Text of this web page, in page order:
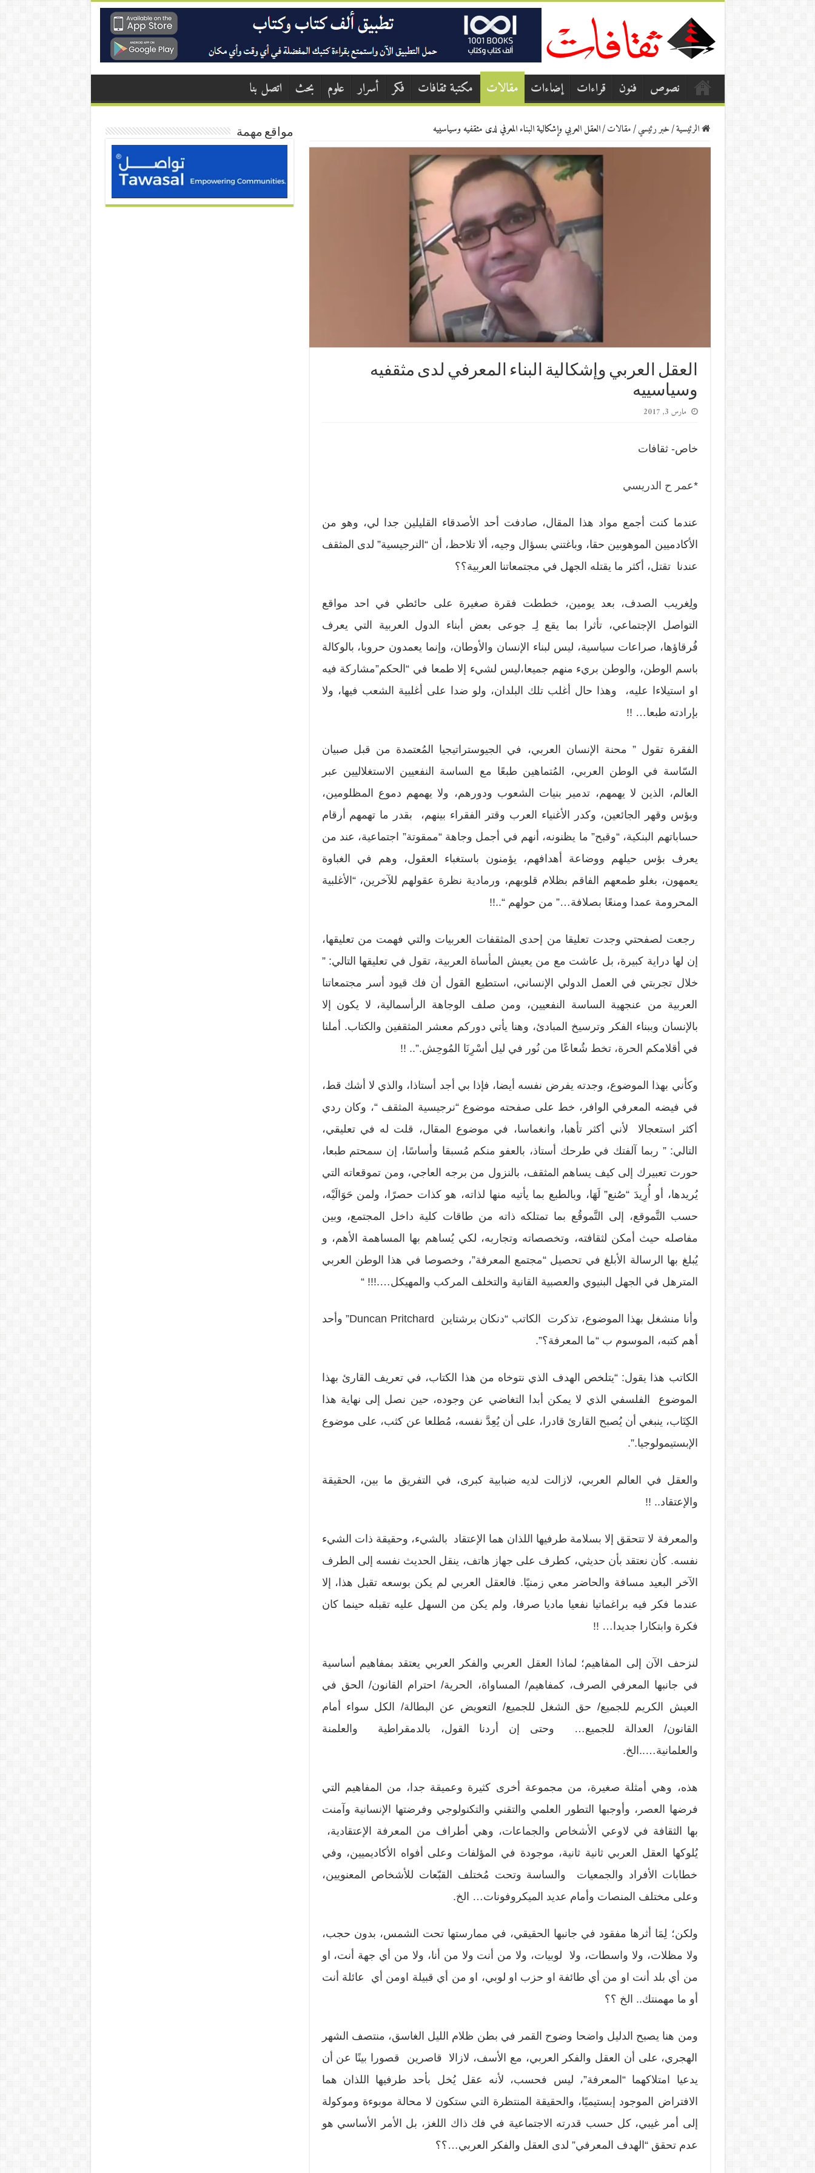
نصوص فنون قراءات إضاءات مقالات مكتبة ثقافات فكر أسرار علوم بحث اتصل بنا
الرئيسية/خبر رئيسي/مقالات/العقل العربي وإشكالية البناء المعرفي لدى مثقفيه وسياسييه
العقل العربي وإشكالية البناء المعرفي لدى مثقفيه
وسياسييه
مارس 3, 2017
خاص- ثقافات
*عمر ح الدريسي
عندما كنت أجمع مواد هذا المقال، صادفت أحد الأصدقاء القليلين جدا لي، وهو من
الأكادميين الموهوبين حقا، وباغتني بسؤال وجيه، ألا تلاحظ، أن “النرجيسية” لدى المثقف
عندنا تقتل، أكثر ما يقتله الجهل في مجتمعاتنا العربية؟؟
ولِغريب الصدف، بعد يومين، خططت فقرة صغيرة على حائطي في احد مواقع
التواصل الإجتماعي، تأثرا بما يقع لِـ جوعى بعض أبناء الدول العربية التي يعرف
فُرقاؤها، صراعات سياسية، ليس لبناء الإنسان والأوطان، وإنما يعمدون حروبا، بالوكالة
باسم الوطن، والوطن بريء منهم جميعا،ليس لشيء إلا طمعا في “الحكم”مشاركة فيه
او استيلاءا عليه، وهذا حال أغلب تلك البلدان، ولو ضدا على أغلبية الشعب فيها، ولا
بإرادته طبعا… !!
الفقرة تقول ” محنة الإنسان العربي، في الجيوستراتيجيا المُعتمدة من قبل صبيان
السّاسة في الوطن العربي، المُتماهين طبعًا مع الساسة النفعيين الاستغلاليين عبر
العالم، الذين لا يهمهم، تدمير بنيات الشعوب ودورهم، ولا يهمهم دموع المظلومين،
وبؤس وقهر الجائعين، وكدر الأغنياء العرب وقتر الفقراء بينهم، بقدر ما تهمهم أرقام
حساباتهم البنكية، “وقبح” ما يظنونه، أنهم في أجمل وجاهة “ممقوتة” اجتماعية، عند من
يعرف بؤس حيلهم ووضاعة أهدافهم، يؤمنون باستغباء العقول، وهم في الغباوة
يعمهون، بغلو طمعهم الفاقم بظلام قلوبهم، ورمادية نظرة عقولهم للآخرين، “الأغلبية
المحرومة عمدا ومنعًا بصلافة…” من حولهم “..!!
رجعت لصفحتي وجدت تعليقا من إحدى المثقفات العربيات والتي فهمت من تعليقها،
إن لها دراية كبيرة، بل عاشت مع من يعيش المأساة العربية، تقول في تعليقها التالي: ”
خلال تجربتي في العمل الدولي الإنساني، استطيع القول أن فك قيود أسر مجتمعاتنا
العربية من عنجهية الساسة النفعيين، ومن صلف الوجاهة الرأسمالية، لا يكون إلا
بالإنسان وببناء الفكر وترسيخ المبادئ، وهنا يأتي دوركم معشر المثقفين والكتاب. أملنا
في أقلامكم الحرة، تخط شُعاعًا من نُور في ليل أسْرِنَا المُوحِش.”.. !!
وكأني بهذا الموضوع، وجدته يفرض نفسه أيضا، فإذا بي أجد أستاذا، والذي لا أشك قط،
في فيضه المعرفي الوافر، خط على صفحته موضوع “نرجيسية المثقف “، وكان ردي
أكثر استعجالا لأني أكثر تأهبا، وانغماسا، في موضوع المقال، قلت له في تعليقي،
التالي: ” ربما آلفتك في طرحك أستاذ، بالعفو منكم مُسبقا وأساسًا، إن سمحتم طبعا،
حورت تعبيرك إلى كيف يساهم المثقف، بالنزول من برجه العاجي، ومن تموقعاته التي
يُريدها، أو أُرِيدَ “صُنع” لَهَا، وبالطبع بما يأتيه منها لذاته، هو كذات حصرًا، ولمن حَوَالَيْه،
حسب التَّموقع، إلى التَّموقُع بما تمتلكه ذاته من طاقات كلية داخل المجتمع، وبين
مفاصله حيث أمكن لثقافته، وتخصصاته وتجاربه، لكي يُساهم بها المساهمة الأهم، و
يُبلغ بها الرسالة الأبلغ في تحصيل “مجتمع المعرفة”، وخصوصا في هذا الوطن العربي
المترهل في الجهل البنيوي والعصبية القانية والتخلف المركب والمهيكل….!!! “
وأنا منشغل بهذا الموضوع، تذكرت الكاتب “دنكان برشتاين Duncan Pritchard” وأحد
أهم كتبه، الموسوم ب “ما المعرفة؟”.
الكاتب هذا يقول: “يتلخص الهدف الذي نتوخاه من هذا الكتاب، في تعريف القارئ بهذا
الموضوع الفلسفي الذي لا يمكن أبدا التغاضي عن وجوده، حين نصل إلى نهاية هذا
الكِتَاب، ينبغي أن يُصبح القارئ قادرا، على أن يُعِدَّ نفسه، مُطلعا عن كثب، على موضوع
الإبستيمولوجيا.”.
والعقل في العالم العربي، لازالت لديه ضبابية كبرى، في التفريق ما بين، الحقيقة
والإعتقاد.. !!
والمعرفة لا تتحقق إلا بسلامة طرفيها اللذان هما الإعتقاد بالشيء، وحقيقة ذات الشيء
نفسه. كأن نعتقد بأن حديثي، كطرف على جهاز هاتف، ينقل الحديث نفسه إلى الطرف
الآخر البعيد مسافة والحاضر معي زمنيًا. فالعقل العربي لم يكن بوسعه تقبل هذا، إلا
عندما فكر فيه براغماتيا نفعيا ماديا صرفا، ولم يكن من السهل عليه تقبله حينما كان
فكرة وابتكارا جديدا… !!
لنزحف الآن إلى المفاهيم؛ لماذا العقل العربي والفكر العربي يعتقد بمفاهيم أساسية
في جانبها المعرفي الصرف، كمفاهيم/ المساواة، الحرية/ احترام القانون/ الحق في
العيش الكريم للجميع/ حق الشغل للجميع/ التعويض عن البطالة/ الكل سواء أمام
القانون/ العدالة للجميع… وحتى إن أردنا القول، بالدمقراطية والعلمنة
والعلمانية…..الخ.
هذه، وهي أمثلة صغيرة، من مجموعة أخرى كثيرة وعميقة جدا، من المفاهيم التي
فرضها العصر، وأوجبها التطور العلمي والتقني والتكنولوجي وفرضتها الإنسانية وآمنت
بها الثقافة في لاوعي الأشخاص والجماعات، وهي أطراف من المعرفة الإعتقادية،
يُلوكها العقل العربي ثانية ثانية، موجودة في المؤلفات وعلى أفواه الأكاديميين، وفي
خطابات الأفراد والجمعيات والساسة وتحت مُختلف القبّعات للأشخاص المعنويين،
وعلى مختلف المنصات وأمام عديد الميكروفونات… الخ.
ولكن؛ لِمَا أثرها مفقود في جانبها الحقيقي، في ممارستها تحت الشمس، بدون حجب،
ولا مظلات، ولا واسطات، ولا لوبيات، ولا من أنت ولا من أنا، ولا من أي جهة أنت، او
من أي بلد أنت او من أي طائفة او حزب او لوبي، او من أي قبيلة اومن أي عائلة أنت
أو ما مهمنتك.. الخ ؟؟
ومن هنا يصبح الدليل واضحا وضوح القمر في بطن ظلام الليل الغاسق، منتصف الشهر
الهجري، على أن العقل والفكر العربي، مع الأسف، لازالا قاصرين قصورا بينًا عن أن
يدعيا امتلاكهما “المعرفة”، ليس فحسب، لأنه عقل يُخل بأحد طرفيها اللذان هما
الافتراض الموجود إبستيميًا، والحقيقة المنتظرة التي ستكون لا محالة موبوءة وموكولة
إلى أمر غيبي، كل حسب قدرته الاجتماعية في فك ذاك اللغز، بل الأمر الأساسي هو
عدم تحقق “الهدف المعرفي” لدى العقل والفكر العربي…؟؟
مواقع مهمة